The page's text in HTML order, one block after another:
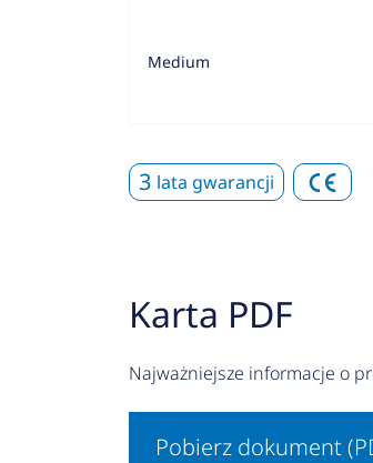
Medium
3 lata gwarancji
Karta PDF
Najważniejsze informacje o
Pobierz dokument